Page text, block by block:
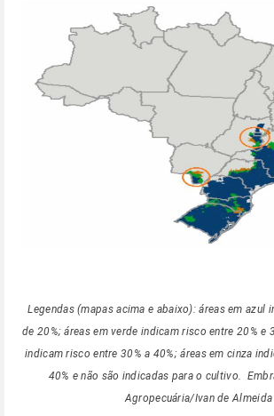
Legendas (mapas acima e abaixo): áreas em azul
de 20%; áreas em verde indicam risco entre 20% e
indicam risco entre 30% a 40%; áreas em cinza
40% e não são indicadas para o cultivo.
Agropecuária/Ivan de Almeida